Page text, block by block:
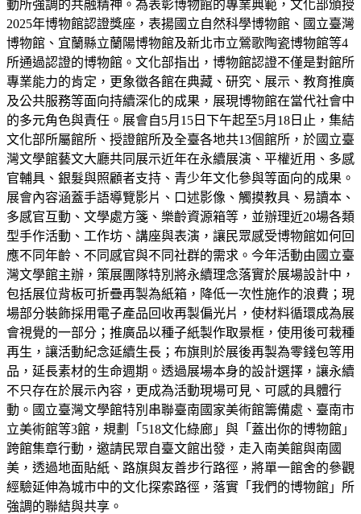
動所強調的共融精神。為表彰博物館的專業典範，文化部頒授
2025年博物館認證獎座，表揚國立自然科學博物館、國立臺灣
博物館、宜蘭縣立蘭陽博物館及新北市立鶯歌陶瓷博物館等4
所通過認證的博物館。文化部指出，博物館認證不僅是對館所
專業能力的肯定，更象徵各館在典藏、研究、展示、教育推廣
及公共服務等面向持續深化的成果，展現博物館在當代社會中
的多元角色與責任。展會自5月15日下午起至5月18日止，集結
文化部所屬館所、授證館所及全臺各地共13個館所，於國立臺
灣文學館藝文大廳共同展示近年在永續展演、平權近用、多感
官輔具、銀髮與照顧者支持、青少年文化參與等面向的成果。
展會內容涵蓋手語導覽影片、口述影像、觸摸教具、易讀本、
多感官互動、文學處方箋、樂齡資源箱等，並辦理近20場各類
型手作活動、工作坊、講座與表演，讓民眾感受博物館如何回
應不同年齡、不同感官與不同社群的需求。今年活動由國立臺
灣文學館主辦，策展團隊特別將永續理念落實於展場設計中，
包括展位背板可折疊再製為紙箱，降低一次性施作的浪費；現
場部分裝飾採用電子產品回收再製偏光片，使材料循環成為展
會視覺的一部分；推廣品以種子紙製作取景框，使用後可栽種
再生，讓活動紀念延續生長；布旗則於展後再製為零錢包等用
品，延長素材的生命週期。透過展場本身的設計選擇，讓永續
不只存在於展示內容，更成為活動現場可見、可感的具體行
動。國立臺灣文學館特別串聯臺南國家美術館籌備處、臺南市
立美術館等3館，規劃「518文化綠廊」與「蓋出你的博物館」
跨館集章行動，邀請民眾自臺文館出發，走入南美館與南國
美，透過地面貼紙、路旗與友善步行路徑，將單一館舍的參觀
經驗延伸為城市中的文化探索路徑，落實「我們的博物館」所
強調的聯結與共享。